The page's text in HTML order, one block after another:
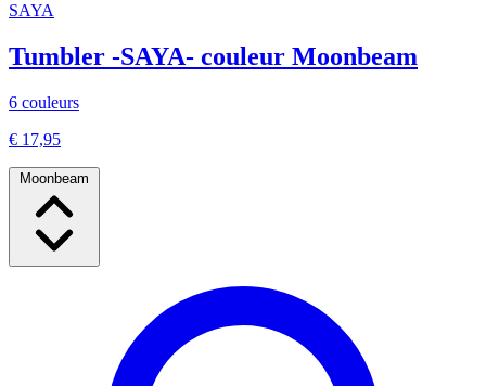
SAYA
Tumbler -SAYA- couleur Moonbeam
6 couleurs
€ 17,95
Moonbeam